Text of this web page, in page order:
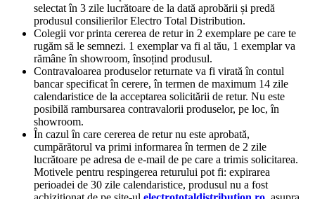
selectat în 3 zile lucrătoare de la dată aprobării și predă
produsul consilierilor Electro Total Distribution.
Colegii vor printa cererea de retur in 2 exemplare pe care te
rugăm să le semnezi. 1 exemplar va fi al tău, 1 exemplar va
rămâne în showroom, însoțind produsul.
Contravaloarea produselor returnate va fi virată în contul
bancar specificat în cerere, în termen de maximum 14 zile
calendaristice de la acceptarea solicitării de retur. Nu este
posibilă rambursarea contravalorii produselor, pe loc, în
showroom.
În cazul în care cererea de retur nu este aprobată,
cumpărătorul va primi informarea în termen de 2 zile
lucrătoare pe adresa de e-mail de pe care a trimis solicitarea.
Motivele pentru respingerea returului pot fi: expirarea
perioadei de 30 zile calendaristice, produsul nu a fost